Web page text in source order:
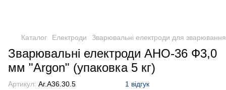
Каталог Електроди Зварювальні електроди для зварювання
Зварювальні електроди АНО-36 Ф3,0
мм "Argon" (упаковка 5 кг)
Артикул: Ar.A36.30.5 1 відгук